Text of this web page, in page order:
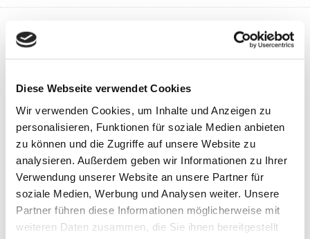
Diese Webseite verwendet Cookies
Wir verwenden Cookies, um Inhalte und Anzeigen zu
personalisieren, Funktionen für soziale Medien anbieten
zu können und die Zugriffe auf unsere Website zu
analysieren. Außerdem geben wir Informationen zu Ihrer
Verwendung unserer Website an unsere Partner für
soziale Medien, Werbung und Analysen weiter. Unsere
Partner führen diese Informationen möglicherweise mit
weiteren Daten zusammen, die Sie ihnen bereitgestellt